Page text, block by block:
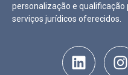
personalização e
serviços jurídicos oferecidos.